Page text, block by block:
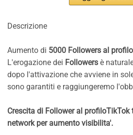
Descrizione
Aumento di 5000 Followers al
L'erogazione dei Followers è
dopo l'attivazione che avviene in
sono garantiti e raggiungeremo
Crescita di Follower al
network per aumento visibilita'.